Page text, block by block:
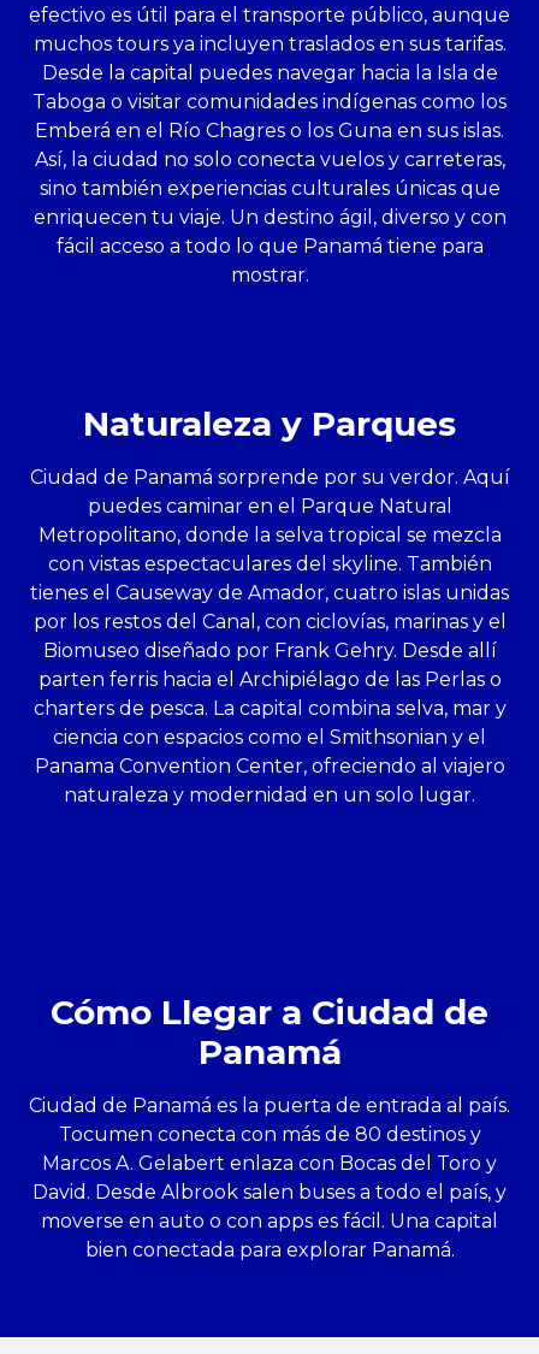
efectivo es útil para el transporte público, aunque
muchos tours ya incluyen traslados en sus tarifas.
Desde la capital puedes navegar hacia la Isla de
Taboga o visitar comunidades indígenas como los
Emberá en el Río Chagres o los Guna en sus islas.
Así, la ciudad no solo conecta vuelos y carreteras,
sino también experiencias culturales únicas que
enriquecen tu viaje. Un destino ágil, diverso y con
fácil acceso a todo lo que Panamá tiene para
mostrar.
Naturaleza y Parques
Ciudad de Panamá sorprende por su verdor. Aquí
puedes caminar en el Parque Natural
Metropolitano, donde la selva tropical se mezcla
con vistas espectaculares del skyline. También
tienes el Causeway de Amador, cuatro islas unidas
por los restos del Canal, con ciclovías, marinas y el
Biomuseo diseñado por Frank Gehry. Desde allí
parten ferris hacia el Archipiélago de las Perlas o
charters de pesca. La capital combina selva, mar y
ciencia con espacios como el Smithsonian y el
Panama Convention Center, ofreciendo al viajero
naturaleza y modernidad en un solo lugar.
Cómo Llegar a Ciudad de
Panamá
Ciudad de Panamá es la puerta de entrada al país.
Tocumen conecta con más de 80 destinos y
Marcos A. Gelabert enlaza con Bocas del Toro y
David. Desde Albrook salen buses a todo el país, y
moverse en auto o con apps es fácil. Una capital
bien conectada para explorar Panamá.